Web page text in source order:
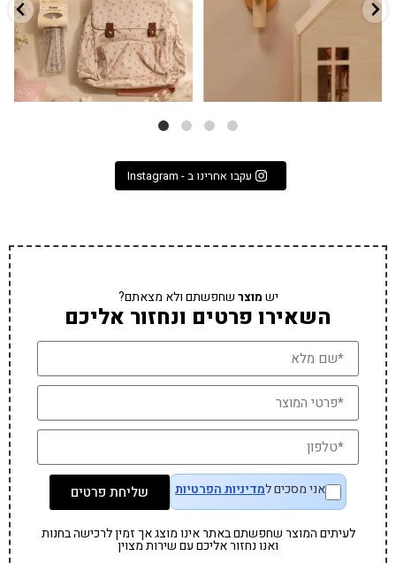
עקבו אחרינו ב - Instagram
ישמוצרשחפשתם ולא מצאתם?
השאירו פרטים ונחזור אליכם
אני מסכים למדיניות הפרטיות שליחת פרטים
לעיתים המוצר שחפשתם באתר אינו מוצג אך זמין לרכישה בחנות
ואנו נחזור אליכם עם שירות מצוין